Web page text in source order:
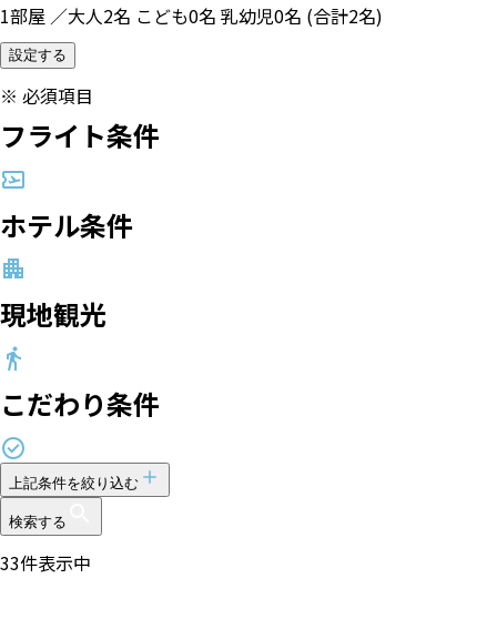
1部屋 ／大人2名 こども0名 乳幼児0名 (合計2名)
設定する
※ 必須項目
フライト条件
ホテル条件
現地観光
こだわり条件
上記条件を絞り込む
検索する
36件表示中